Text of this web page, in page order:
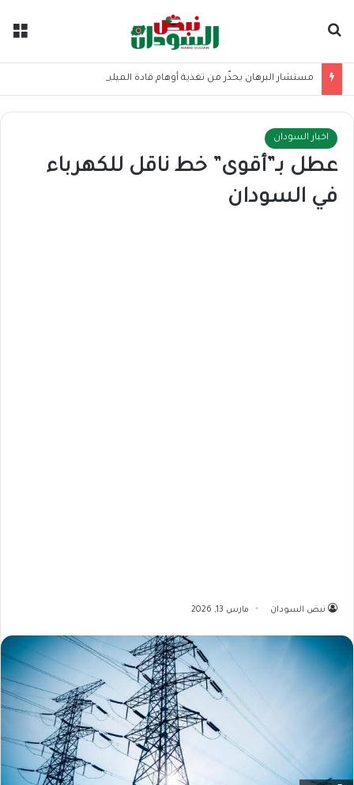
مستشار البرهان يحذّر من تغذية أوهام قادة الميليشيا
اخبار السودان
عطل بـ”أقوى” خط ناقل للكهرباء
في السودان
نبض السودان مارس 13, 2026